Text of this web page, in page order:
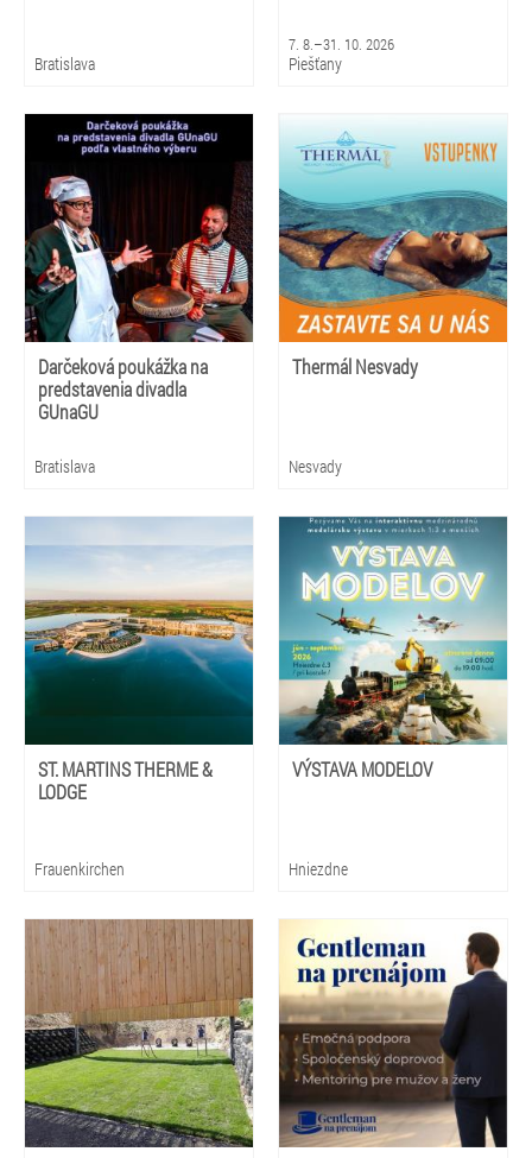
Bratislava
7. 8.–31. 10. 2026
Piešťany
Darčeková poukážka na
predstavenia divadla
GUnaGU
Bratislava
Thermál Nesvady
Nesvady
ST. MARTINS THERME &
LODGE
Frauenkirchen
VÝSTAVA MODELOV
Hniezdne